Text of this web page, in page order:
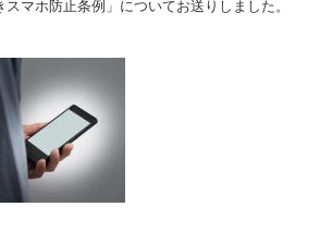
スマホ防止条例」についてお送りしました。